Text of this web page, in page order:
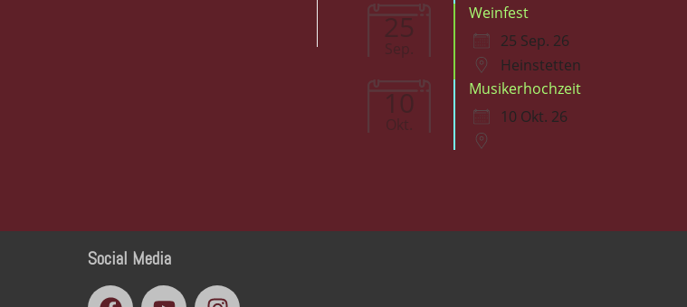
25
Sep.
Weinfest
25 Sep. 26
Heinstetten
10
Okt.
Musikerhochzeit
10 Okt. 26
Social Media